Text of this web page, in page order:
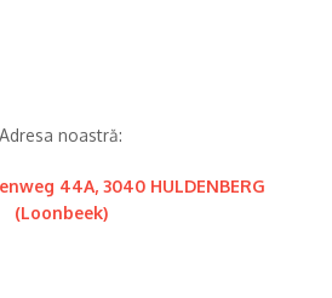
Adresa noastră:
44A, 3040 HULDENBERG
(Loonbeek)